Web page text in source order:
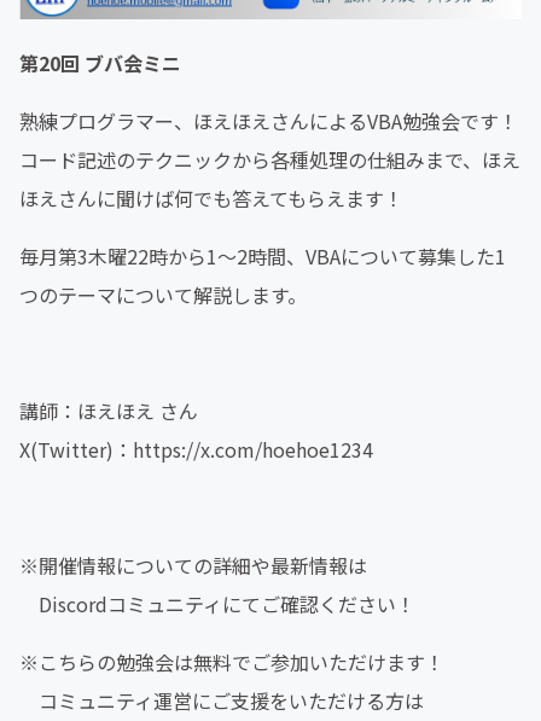
第20回 ブバ会ミニ
熟練プログラマー、ほえほえさんによるVBA勉強会です！
コード記述のテクニックから各種処理の仕組みまで、ほえ
ほえさんに聞けば何でも答えてもらえます！
毎月第3木曜22時から1～2時間、VBAについて募集した1
つのテーマについて解説します。
講師：ほえほえ さん
X(Twitter)：https://x.com/hoehoe1234
※開催情報についての詳細や最新情報は
Discordコミュニティにてご確認ください！
※こちらの勉強会は無料でご参加いただけます！
コミュニティ運営にご支援をいただける方は